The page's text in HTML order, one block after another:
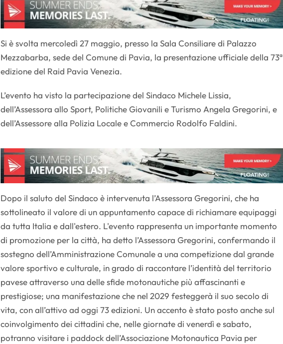
Si è svolta mercoledì 27 maggio, presso la Sala Consiliare di Palazzo
Mezzabarba, sede del Comune di Pavia, la presentazione ufficiale della 73ª
edizione del Raid Pavia Venezia.
L’evento ha visto la partecipazione del Sindaco Michele Lissia,
dell’Assessora allo Sport, Politiche Giovanili e Turismo Angela Gregorini, e
dell’Assessore alla Polizia Locale e Commercio Rodolfo Faldini.
Dopo il saluto del Sindaco è intervenuta l’Assessora Gregorini, che ha
sottolineato il valore di un appuntamento capace di richiamare equipaggi
da tutta Italia e dall'estero. L'evento rappresenta un importante momento
di promozione per la città, ha detto l’Assessora Gregorini, confermando il
sostegno dell’Amministrazione Comunale a una competizione dal grande
valore sportivo e culturale, in grado di raccontare l’identità del territorio
pavese attraverso una delle sfide motonautiche più affascinanti e
prestigiose; una manifestazione che nel 2029 festeggerà il suo secolo di
vita, con all’attivo ad oggi 73 edizioni. Un accento è stato posto anche sul
coinvolgimento dei cittadini che, nelle giornate di venerdì e sabato,
potranno visitare i paddock dell’Associazione Motonautica Pavia per